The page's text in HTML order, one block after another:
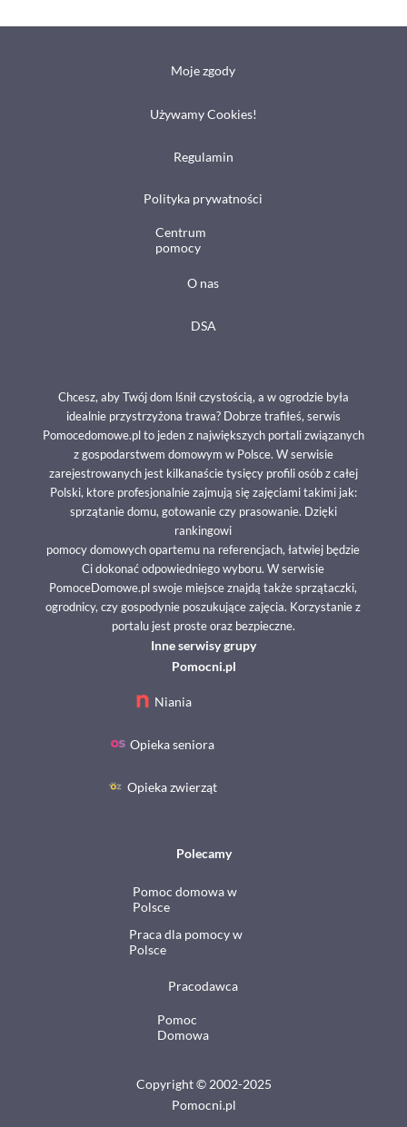
Moje zgody
Używamy Cookies!
Regulamin
Polityka prywatności
Centrum
pomocy
O nas
DSA
Chcesz, aby Twój dom lśnił czystością, a w ogrodzie była
idealnie przystrzyżona trawa? Dobrze trafiłeś, serwis
Pomocedomowe.pl to jeden z największych portali związanych
z gospodarstwem domowym w Polsce. W serwisie
zarejestrowanych jest kilkanaście tysięcy profili osób z całej
Polski, ktore profesjonalnie zajmują się zajęciami takimi jak:
sprzątanie domu, gotowanie czy prasowanie. Dzięki
rankingowi
pomocy domowych opartemu na referencjach, łatwiej będzie
Ci dokonać odpowiedniego wyboru. W serwisie
PomoceDomowe.pl swoje miejsce znajdą także sprzątaczki,
ogrodnicy, czy gospodynie poszukujące zajęcia. Korzystanie z
portalu jest proste oraz bezpieczne.
Niania
Opieka seniora
Opieka zwierząt
Inne serwisy grupy
Pomocni.pl
Pomoc domowa w
Polsce
Praca dla pomocy w
Polsce
Pracodawca
Pomoc
Domowa
Polecamy
Copyright © 2002-2025
Pomocni.pl